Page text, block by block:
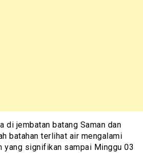
di jembatan batang Saman dan
batahan terlihat air mengalami
yang signifikan sampai Minggu 03